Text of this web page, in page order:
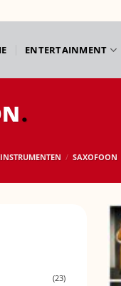
ENTERTAINMENT
/ SAXOFOON
(23)